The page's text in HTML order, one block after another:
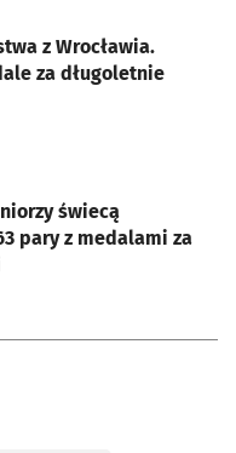
z Wrocławia.
za długoletnie
świecą
pary z medalami za